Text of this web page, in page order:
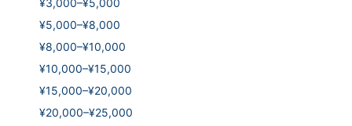
¥3,000–¥5,000
¥5,000–¥8,000
¥8,000–¥10,000
¥10,000–¥15,000
¥15,000–¥20,000
¥20,000–¥25,000